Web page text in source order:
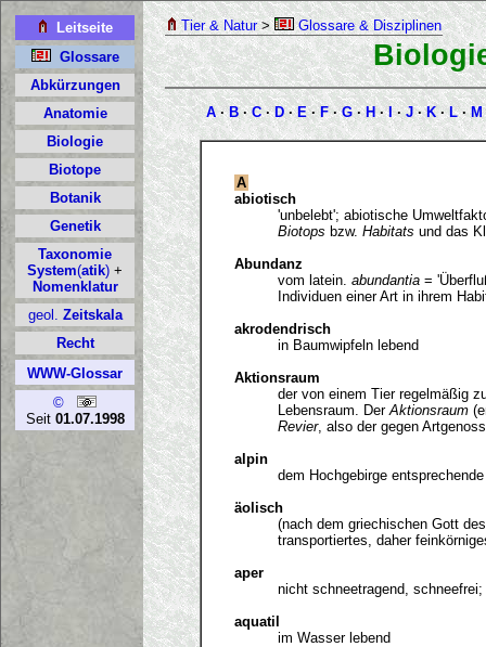
Tier & Natur> Glossare & Disziplinen
A·B·C·D·E·F·G·H·I·J·K·L· M
A
abiotisch
'unbelebt'; abiotische
Biotops bzw. Habitats und das
Abundanz
vom latein. abundantia =
Individuen einer Art in ihrem
akrodendrisch
in Baumwipfeln lebend
Aktionsraum
der von einem Tier regelmäßig
Lebensraum. Der Aktionsraum
Revier, also der gegen
alpin
dem Hochgebirge
äolisch
(nach dem griechischen Gott
transportiertes, daher
aper
nicht schneetragend, schneefrei;
aquatil
im Wasser lebend